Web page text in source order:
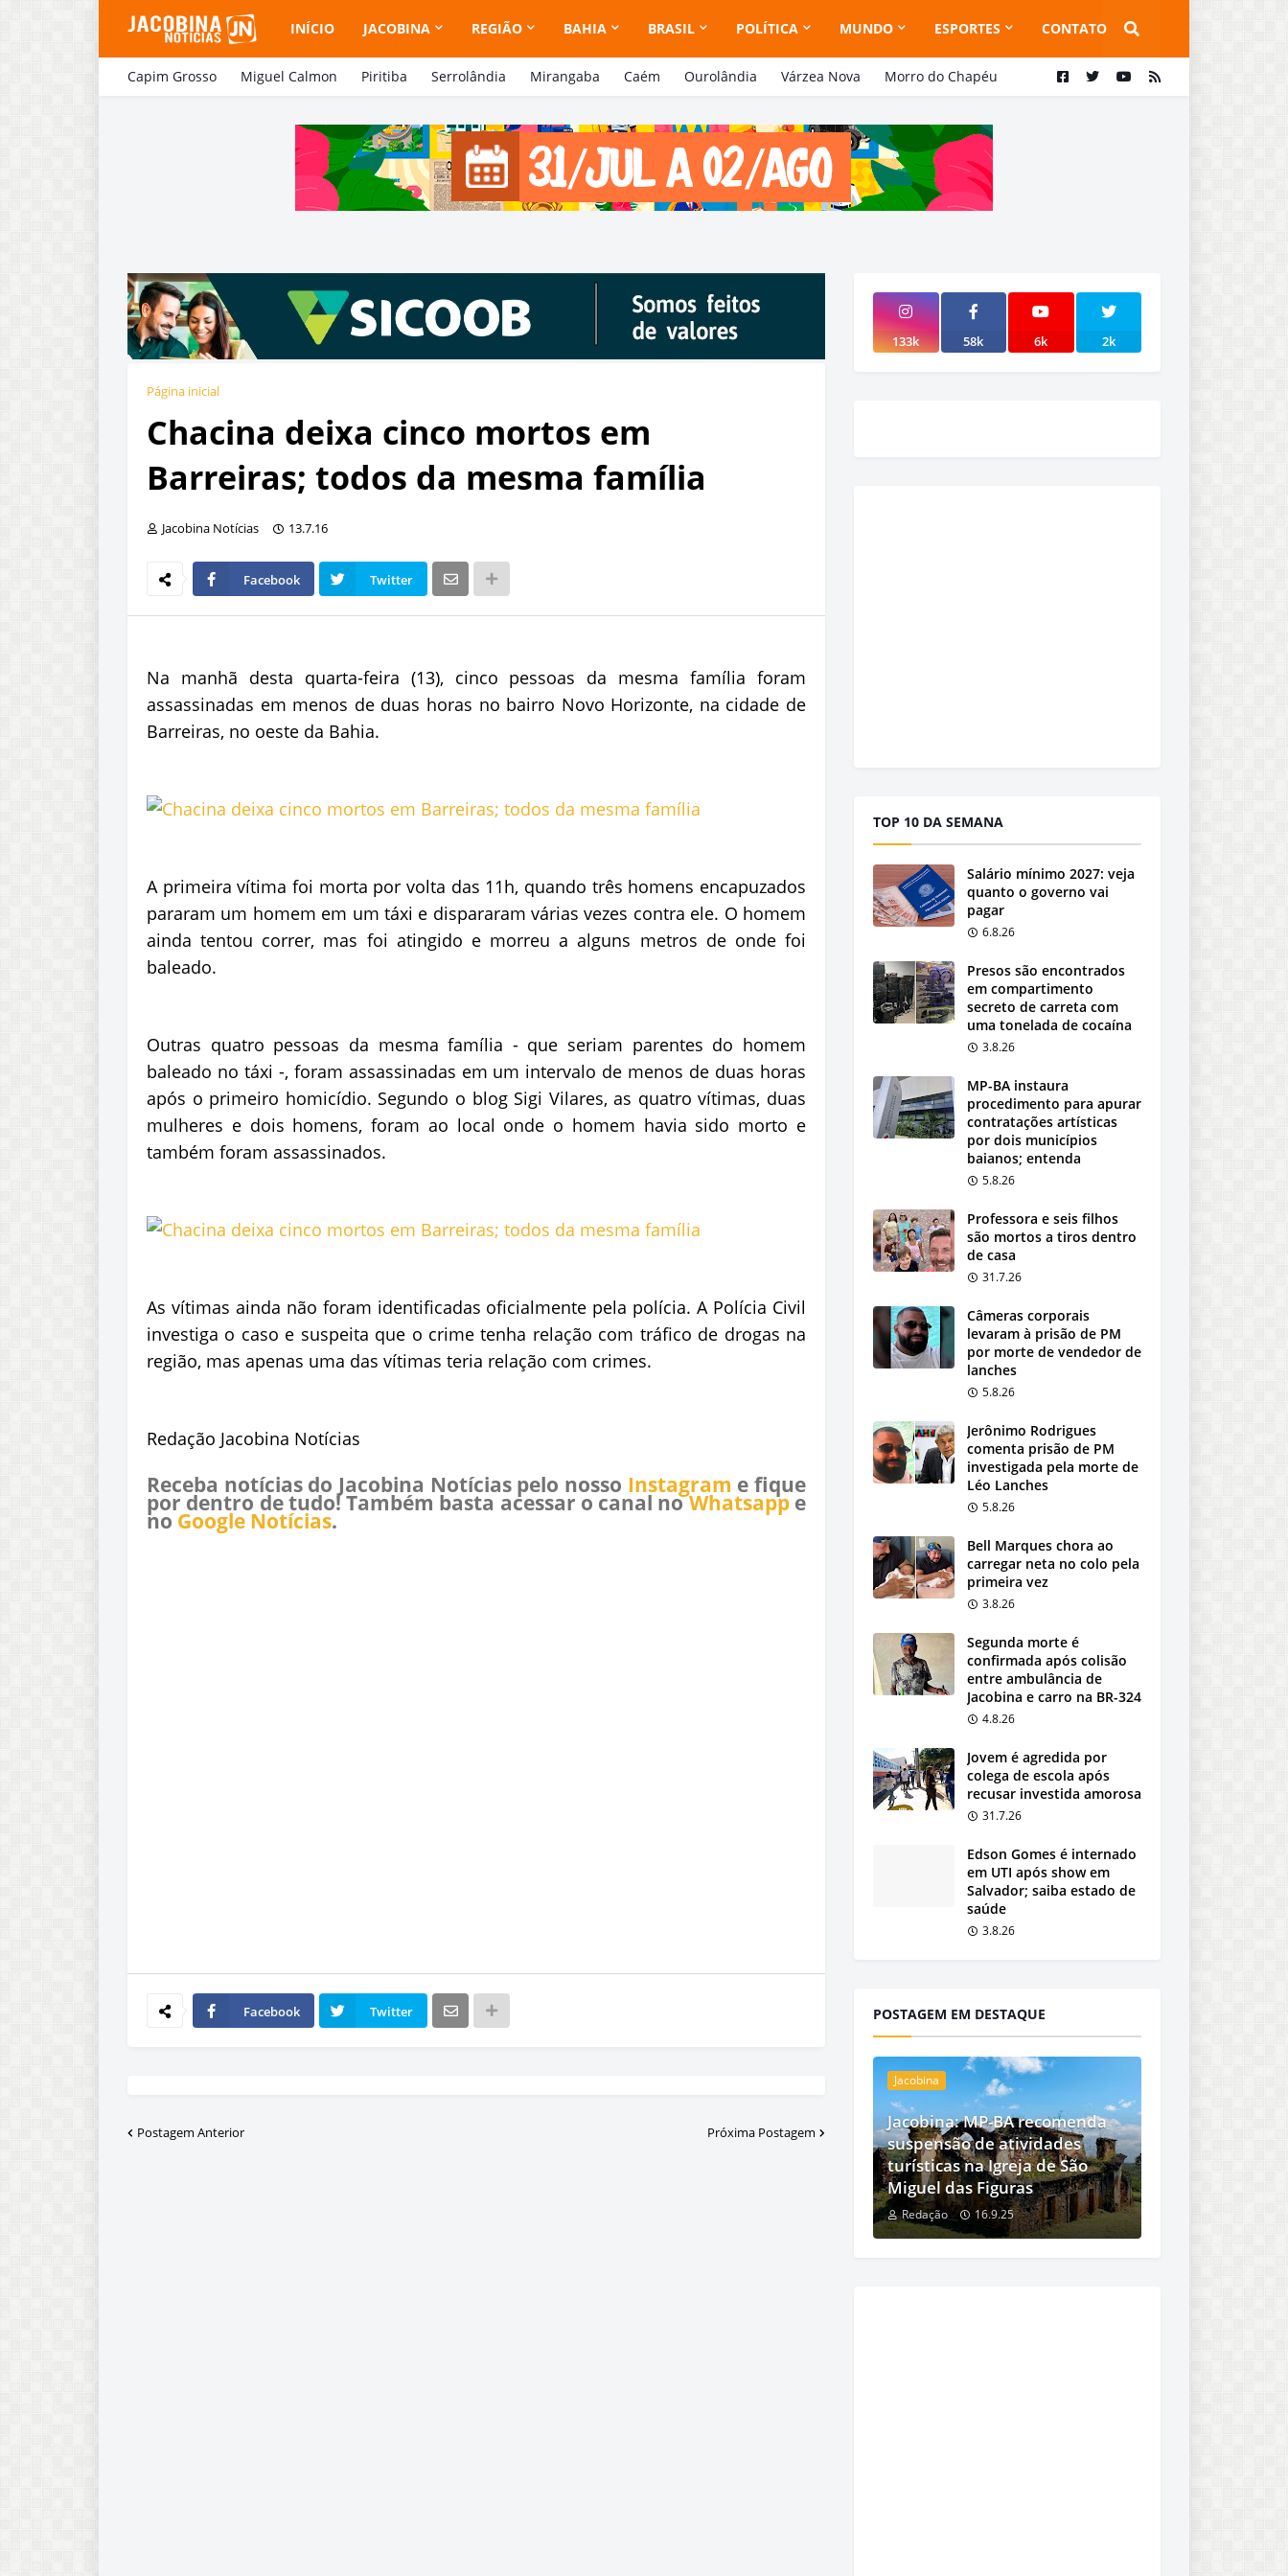
INÍCIO JACOBINA REGIÃO BAHIA BRASIL POLÍTICA MUNDO ESPORTES CONTATO
Capim Grosso Miguel Calmon Piritiba Serrolândia Mirangaba Caém Ourolândia Várzea Nova Morro do Chapéu
Página inicial
Chacina deixa cinco mortos em
Barreiras; todos da mesma família
Jacobina Notícias 13.7.16
Facebook Twitter
Na manhã desta quarta-feira (13), cinco pessoas da mesma família foram
assassinadas em menos de duas horas no bairro Novo Horizonte, na cidade de
Barreiras, no oeste da Bahia.
A primeira vítima foi morta por volta das 11h, quando três homens encapuzados
pararam um homem em um táxi e dispararam várias vezes contra ele. O homem
ainda tentou correr, mas foi atingido e morreu a alguns metros de onde foi
baleado.
Outras quatro pessoas da mesma família - que seriam parentes do homem
baleado no táxi -, foram assassinadas em um intervalo de menos de duas horas
após o primeiro homicídio. Segundo o blog Sigi Vilares, as quatro vítimas, duas
mulheres e dois homens, foram ao local onde o homem havia sido morto e
também foram assassinados.
As vítimas ainda não foram identificadas oficialmente pela polícia. A Polícia Civil
investiga o caso e suspeita que o crime tenha relação com tráfico de drogas na
região, mas apenas uma das vítimas teria relação com crimes.
Redação Jacobina Notícias
Receba notícias do Jacobina Notícias pelo nosso Instagram e fique
por dentro de tudo! Também basta acessar o canal noWhatsappe
no Google Notícias.
Facebook Twitter
Postagem Anterior Próxima Postagem
133k 58k 6k 2k
TOP 10 DA SEMANA
Salário mínimo 2027: veja
quanto o governo vai
pagar
6.8.26
Presos são encontrados
em compartimento
secreto de carreta com
uma tonelada de cocaína
3.8.26
MP-BA instaura
procedimento para apurar
contratações artísticas
por dois municípios
baianos; entenda
5.8.26
Professora e seis filhos
são mortos a tiros dentro
de casa
31.7.26
Câmeras corporais
levaram à prisão de PM
por morte de vendedor de
lanches
5.8.26
Jerônimo Rodrigues
comenta prisão de PM
investigada pela morte de
Léo Lanches
5.8.26
Bell Marques chora ao
carregar neta no colo pela
primeira vez
3.8.26
Segunda morte é
confirmada após colisão
entre ambulância de
Jacobina e carro na BR-324
4.8.26
Jovem é agredida por
colega de escola após
recusar investida amorosa
31.7.26
Edson Gomes é internado
em UTI após show em
Salvador; saiba estado de
saúde
3.8.26
POSTAGEM EM DESTAQUE
Jacobina
Jacobina: MP-BA recomenda
suspensão de atividades
turísticas na Igreja de São
Miguel das Figuras
Redação 16.9.25